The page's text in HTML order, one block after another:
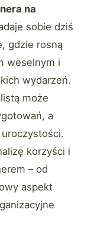
na
sobie dziś
gdzie rosną
weselnym i
wydarzeń.
może
a
uroczystości.
korzyści i
– od
aspekt